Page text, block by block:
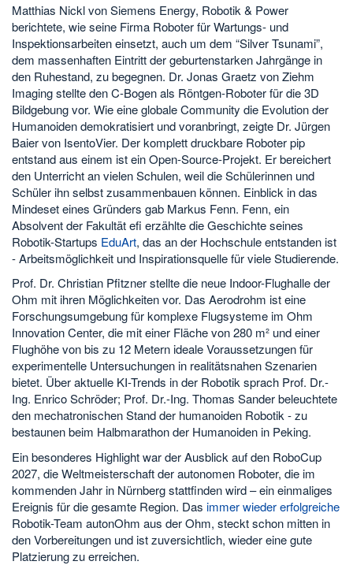
Matthias Nickl von Siemens Energy, Robotik & Power
berichtete, wie seine Firma Roboter für Wartungs- und
Inspektionsarbeiten einsetzt, auch um dem “Silver Tsunami”,
dem massenhaften Eintritt der geburtenstarken Jahrgänge in
den Ruhestand, zu begegnen. Dr. Jonas Graetz von Ziehm
Imaging stellte den C-Bogen als Röntgen-Roboter für die 3D
Bildgebung vor. Wie eine globale Community die Evolution der
Humanoiden demokratisiert und voranbringt, zeigte Dr. Jürgen
Baier von IsentoVier. Der komplett druckbare Roboter pip
entstand aus einem ist ein Open-Source-Projekt. Er bereichert
den Unterricht an vielen Schulen, weil die Schülerinnen und
Schüler ihn selbst zusammenbauen können. Einblick in das
Mindeset eines Gründers gab Markus Fenn. Fenn, ein
Absolvent der Fakultät efi erzählte die Geschichte seines
Robotik-Startups EduArt, das an der Hochschule entstanden ist
- Arbeitsmöglichkeit und Inspirationsquelle für viele Studierende.
Prof. Dr. Christian Pfitzner stellte die neue Indoor-Flughalle der
Ohm mit ihren Möglichkeiten vor. Das Aerodrohm ist eine
Forschungsumgebung für komplexe Flugsysteme im Ohm
Innovation Center, die mit einer Fläche von 280 m² und einer
Flughöhe von bis zu 12 Metern ideale Voraussetzungen für
experimentelle Untersuchungen in realitätsnahen Szenarien
bietet. Über aktuelle KI-Trends in der Robotik sprach Prof. Dr.-
Ing. Enrico Schröder; Prof. Dr.-Ing. Thomas Sander beleuchtete
den mechatronischen Stand der humanoiden Robotik - zu
bestaunen beim Halbmarathon der Humanoiden in Peking.
Ein besonderes Highlight war der Ausblick auf den RoboCup
2027, die Weltmeisterschaft der autonomen Roboter, die im
kommenden Jahr in Nürnberg stattfinden wird – ein einmaliges
Ereignis für die gesamte Region. Das immer wieder erfolgreiche
Robotik-Team autonOhm aus der Ohm, steckt schon mitten in
den Vorbereitungen und ist zuversichtlich, wieder eine gute
Platzierung zu erreichen.